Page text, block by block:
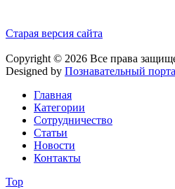
Старая версия сайта
Copyright © 2026 Все права
Designed by Познавательный
Главная
Категории
Сотрудничество
Статьи
Новости
Контакты
Top